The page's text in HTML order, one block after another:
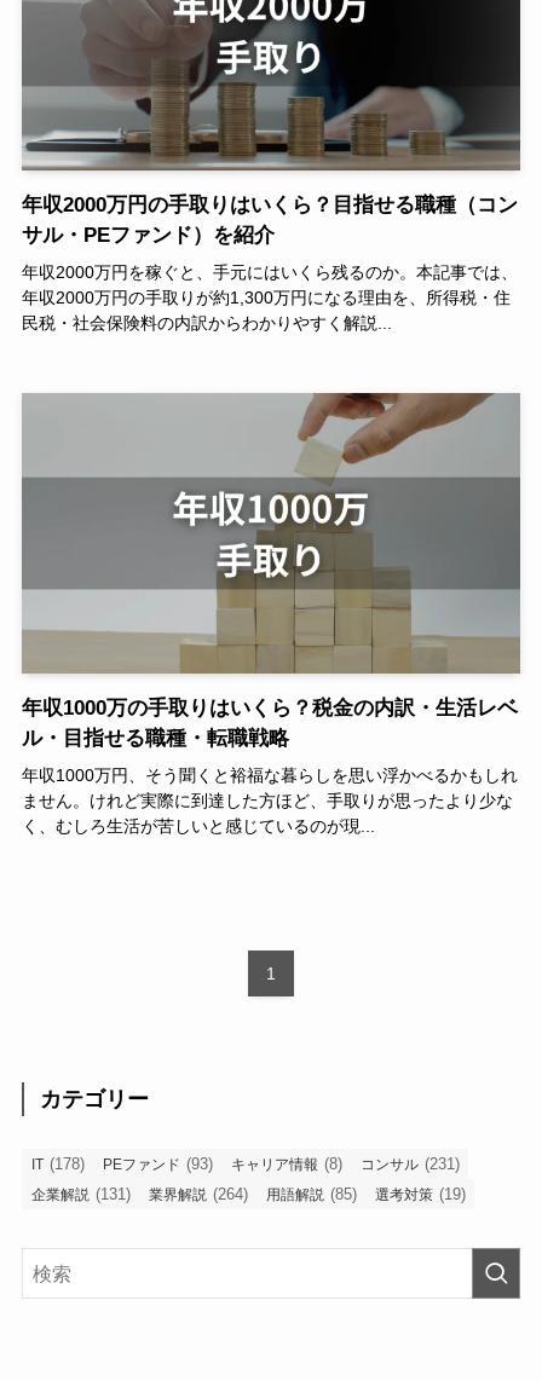
年収2000万円の手取りはいくら？目指せる職種（コン
サル・PEファンド）を紹介
年収2000万円を稼ぐと、手元にはいくら残るのか。本記事では、
年収2000万円の手取りが約1,300万円になる理由を、所得税・住
民税・社会保険料の内訳からわかりやすく解説...
年収1000万の手取りはいくら？税金の内訳・生活レベ
ル・目指せる職種・転職戦略
年収1000万円、そう聞くと裕福な暮らしを思い浮かべるかもしれ
ません。けれど実際に到達した方ほど、手取りが思ったより少な
く、むしろ生活が苦しいと感じているのが現...
1
カテゴリー
IT (178) PEファンド (93) キャリア情報 (8) コンサル (231)
企業解説 (131) 業界解説 (264) 用語解説 (85) 選考対策 (19)